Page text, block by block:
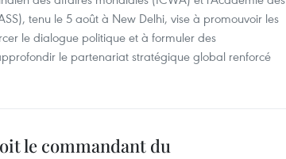
tenu le 5 août à New Delhi, vise à promouvoir les
le dialogue politique et à formuler des
le partenariat stratégique global renforcé
le commandant du